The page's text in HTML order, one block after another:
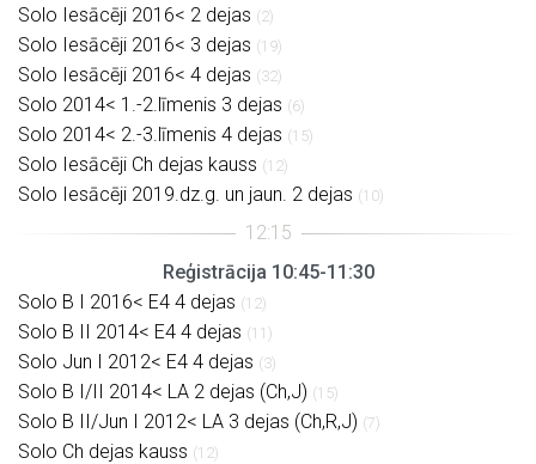
Solo Iesācēji 2016< 2 dejas (2)
Solo Iesācēji 2016< 3 dejas (19)
Solo Iesācēji 2016< 4 dejas (32)
Solo 2014< 1.-2.līmenis 3 dejas (6)
Solo 2014< 2.-3.līmenis 4 dejas (15)
Solo Iesācēji Ch dejas kauss (12)
Solo Iesācēji 2019.dz.g. un jaun. 2 dejas (10)
Reģistrācija 10:45-11:30
Solo B I 2016< E4 4 dejas (12)
Solo B II 2014< E4 4 dejas (11)
Solo Jun I 2012< E4 4 dejas (3)
Solo B I/II 2014< LA 2 dejas (Ch,J) (15)
Solo B II/Jun I 2012< LA 3 dejas (Ch,R,J) (7)
Solo Ch dejas kauss (12)